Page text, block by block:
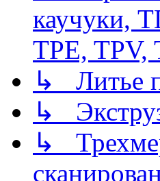
каучуки,
TPE, TPV,
↳ Литье
↳
↳